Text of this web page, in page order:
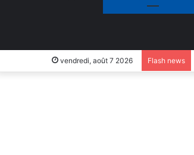
vendredi, août 7 2026 Flash news